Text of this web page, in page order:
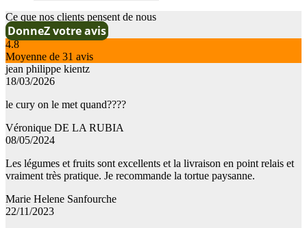
EN
POT
BIO
Ce que nos clients pensent de nous
DonneZ votre avis
4.8
Moyenne de 31 avis
jean philippe kientz
18/03/2026
le cury on le met quand????
Véronique DE LA RUBIA
08/05/2024
Les légumes et fruits sont excellents et la livraison en point relais et
vraiment très pratique. Je recommande la tortue paysanne.
Marie Helene Sanfourche
22/11/2023